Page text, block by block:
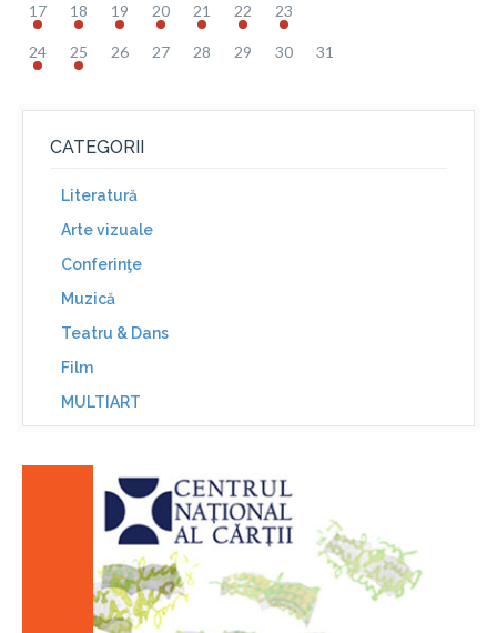
17 18 19 20 21 22 23
24 25 26 27 28 29 30 31
CATEGORII
Literatură
Arte vizuale
Conferinţe
Muzică
Teatru & Dans
Film
MULTIART